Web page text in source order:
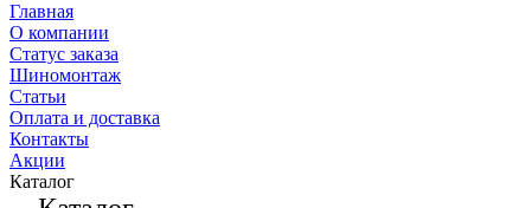
Главная
О компании
Статус заказа
Шиномонтаж
Статьи
Оплата и доставка
Контакты
Акции
Каталог